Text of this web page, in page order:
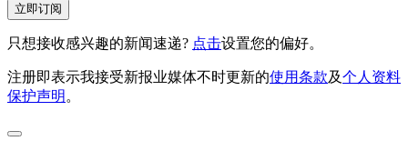
立即订阅
只想接收感兴趣的新闻速递? 点击设置您的偏好。
注册即表示我接受新报业媒体不时更新的使用条款及个人资料
保护声明 。